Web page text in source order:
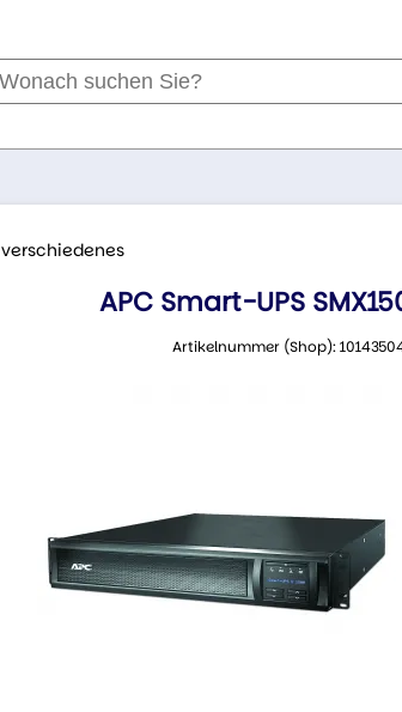
verschiedenes
APC Smart-UPS
Artikelnummer (Shop):